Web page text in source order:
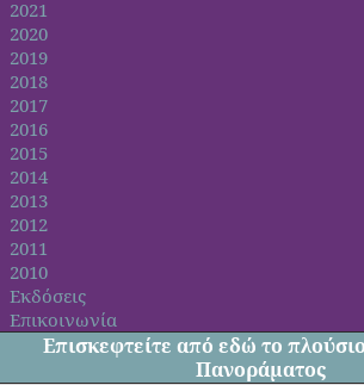
2021
2020
2019
2018
2017
2016
2015
2014
2013
2012
2011
2010
Εκδόσεις
Επικοινωνία
Επισκεφτείτε από εδώ το
Πανοράματος